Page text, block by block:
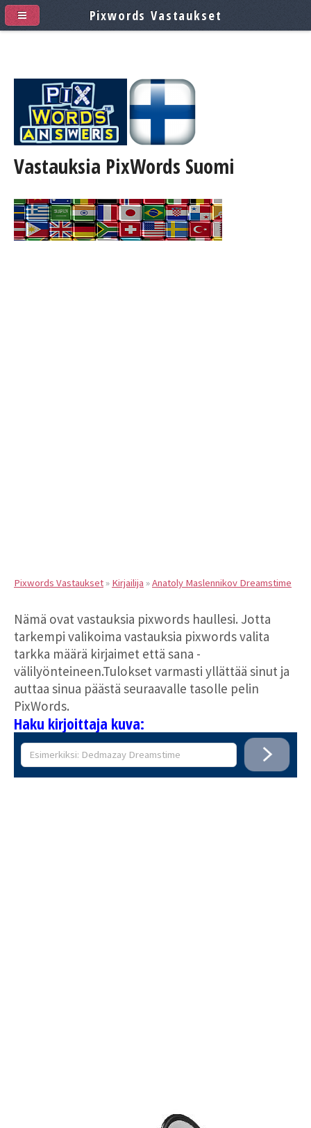
Vastauksia PixWords Suomi
Pixwords Vastaukset» Kirjailija »Anatoly Maslennikov Dreamstime
Nämä ovat vastauksia pixwords haullesi. Jotta
tarkempi valikoima vastauksia pixwords valita
tarkka määrä kirjaimet että sana -
välilyönteineen.Tulokset varmasti yllättää sinut ja
auttaa sinua päästä seuraavalle tasolle pelin
PixWords.
Haku kirjoittaja kuva:
Pixwords Vastaukset